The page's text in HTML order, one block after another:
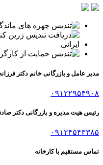
مدیر عامل و بازرگانی خانم دکتر
۰۹۱۲۲۹۵۴۹۰۸
رئیس هیت مدیره و بازرگانی دکتر
۰۹۱۲۴۵۴۳۳۸۵
تماس مستقیم با کارخانه